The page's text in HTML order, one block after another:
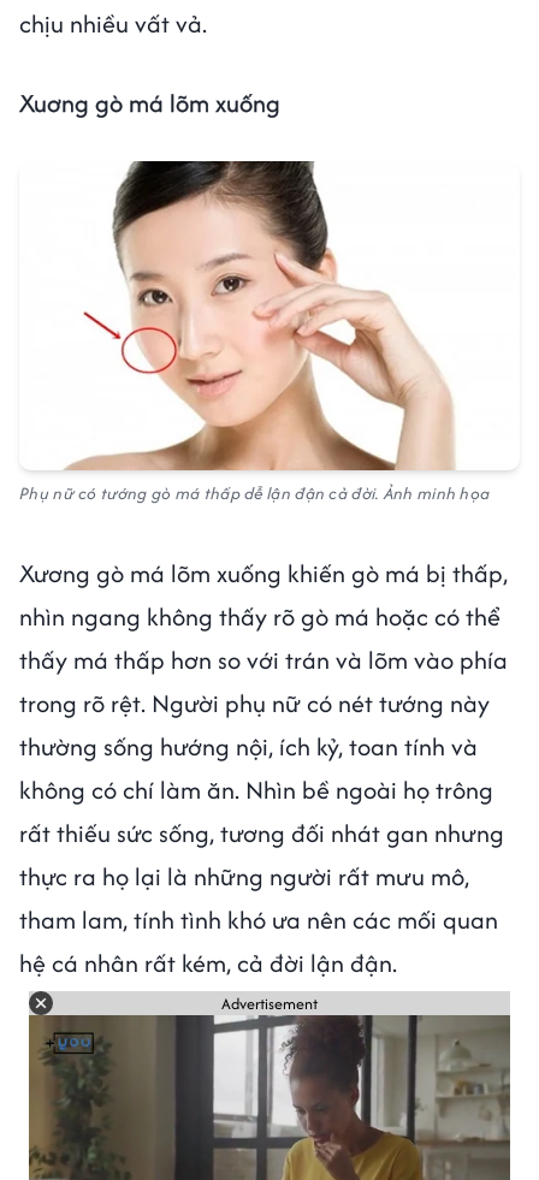
chịu nhiều vất vả.
Xuơng gò má lõm xuống
Phụ nữ có tướng gò má thấp dễ lận đận cả đời. Ảnh minh họa
Xương gò má lõm xuống khiến gò má bị thấp,
nhìn ngang không thấy rõ gò má hoặc có thể
thấy má thấp hơn so với trán và lõm vào phía
trong rõ rệt. Người phụ nữ có nét tướng này
thường sống hướng nội, ích kỷ, toan tính và
không có chí làm ăn. Nhìn bề ngoài họ trông
rất thiếu sức sống, tương đối nhát gan nhưng
thực ra họ lại là những người rất mưu mô,
tham lam, tính tình khó ưa nên các mối quan
hệ cá nhân rất kém, cả đời lận đận.
Advertisement